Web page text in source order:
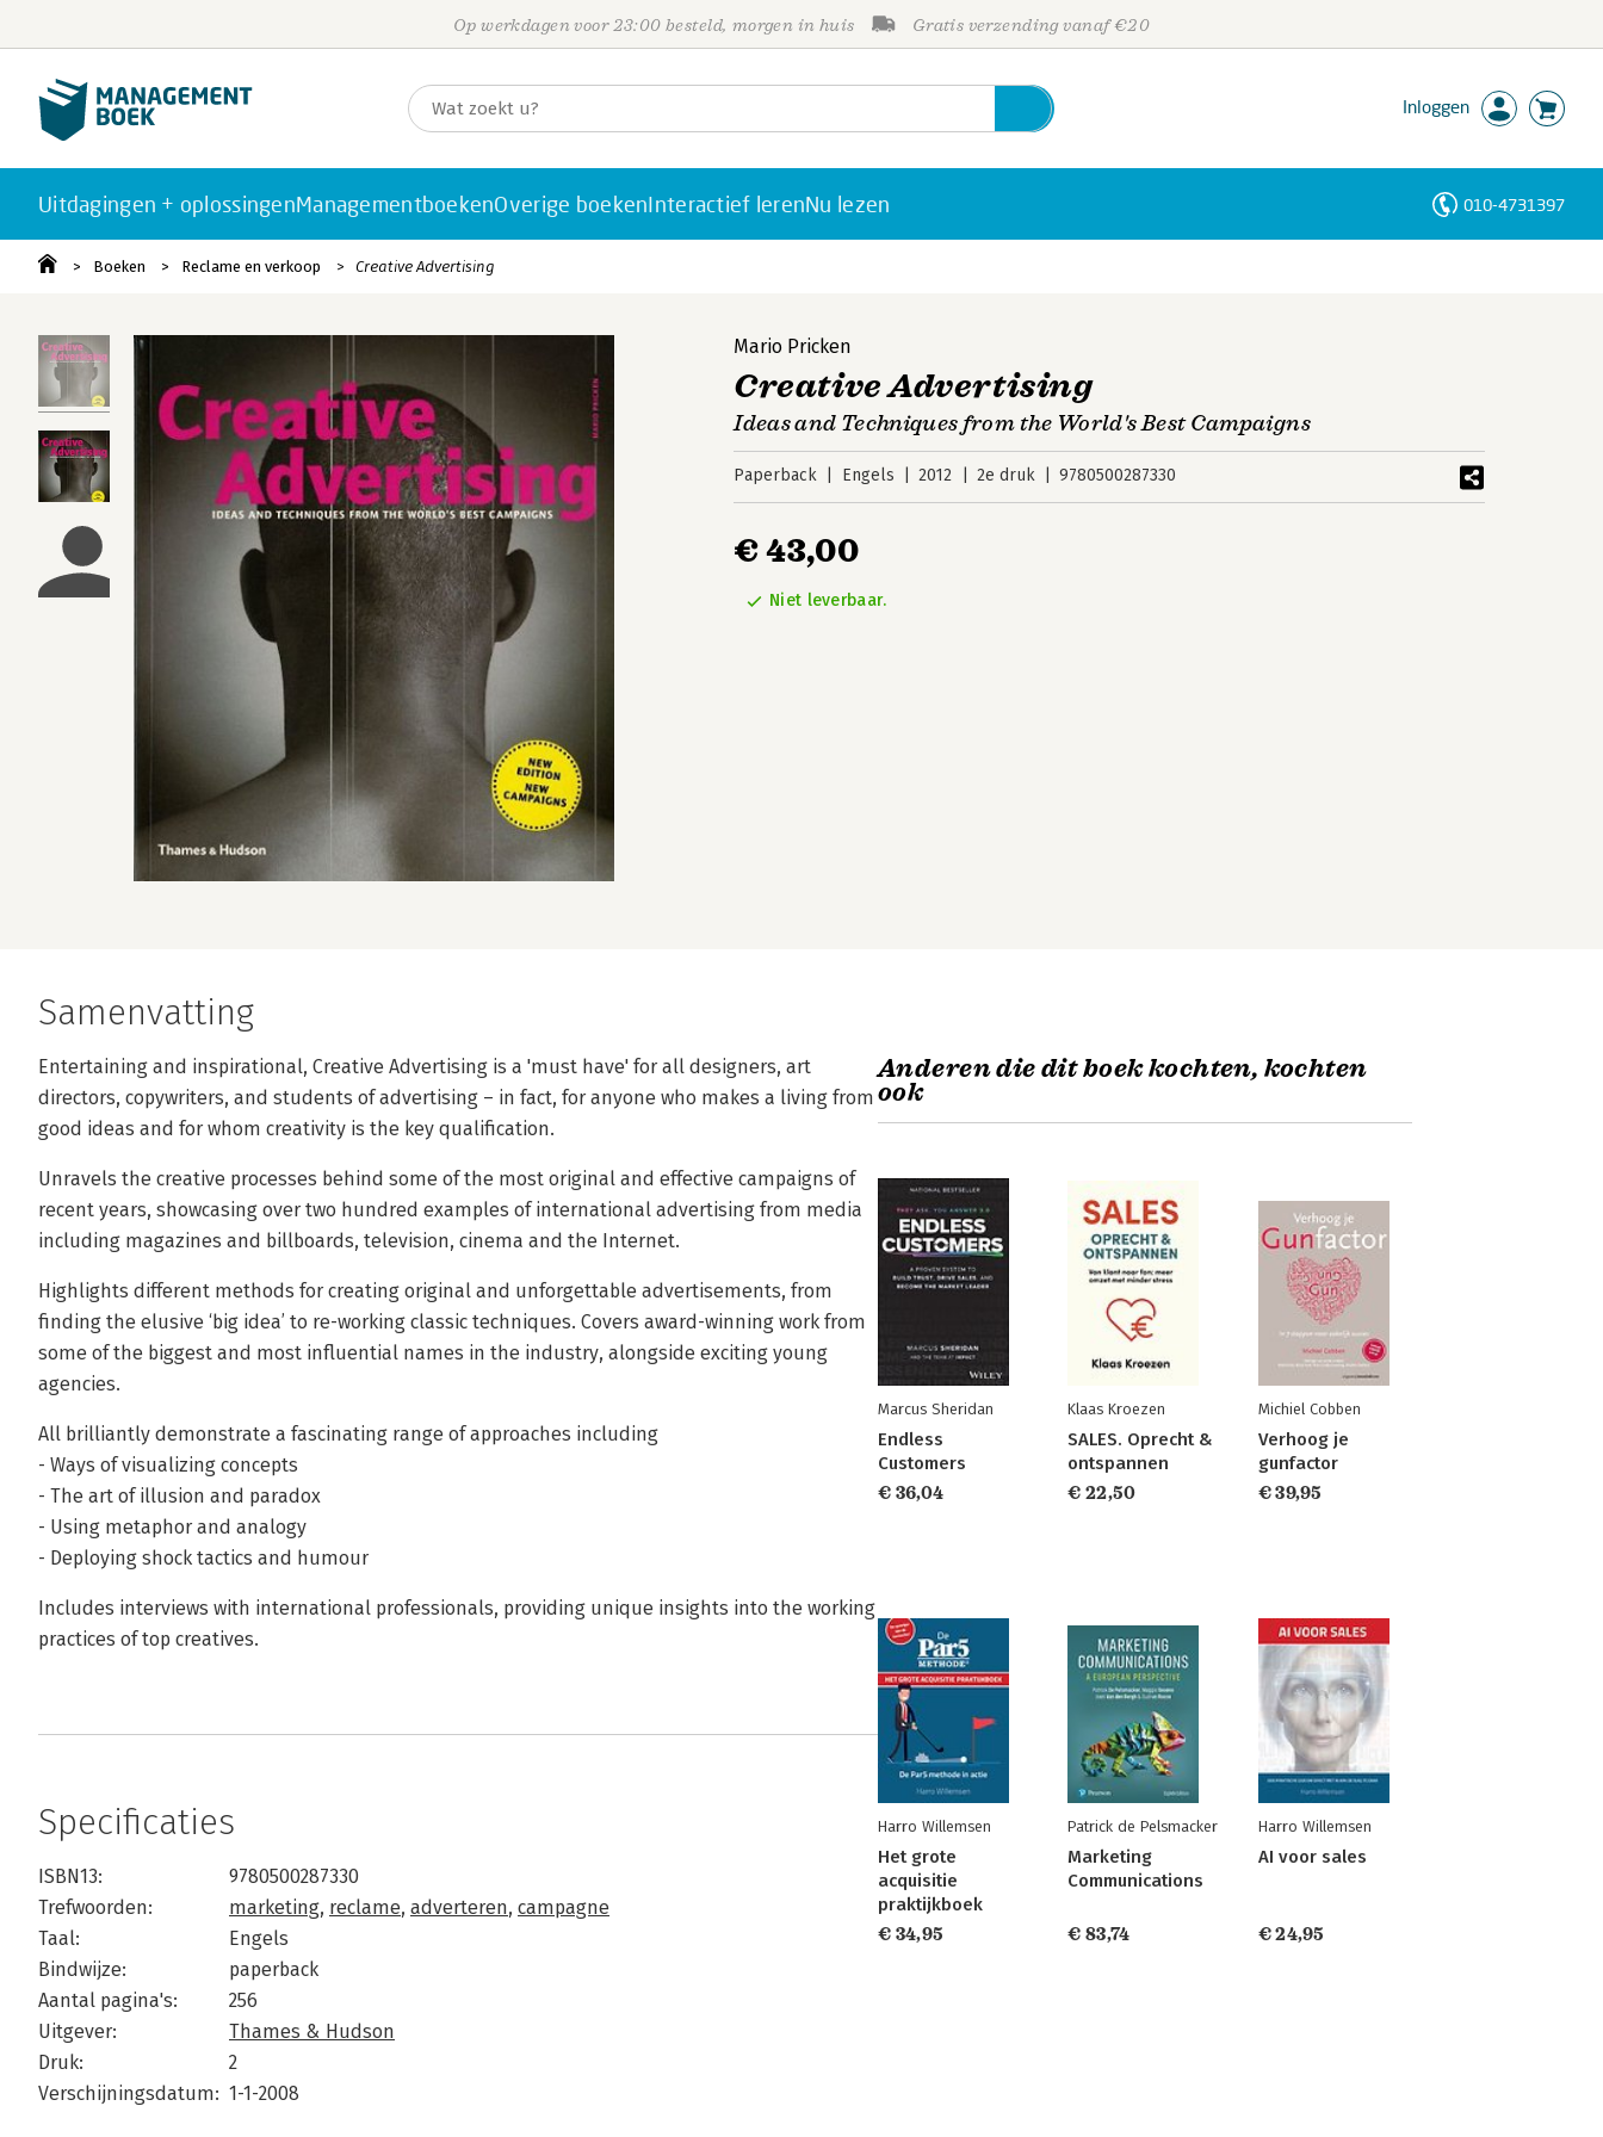
Op werkdagen voor 23:00 besteld, morgen in huis Gratis verzending vanaf €20
Inloggen
Uitdagingen + oplossingenManagementboekenOverige boekenInteractief lerenNu lezen 010-4731397
Boeken Reclame en verkoop Creative Advertising
Mario Pricken
Creative Advertising
Ideas and Techniques from the World's Best Campaigns
Paperback Engels 2012 2e druk 9780500287330
€ 43,00
Niet leverbaar.
Samenvatting
Entertaining and inspirational, Creative Advertising is a 'must have' for all designers, art
directors, copywriters, and students of advertising – in fact, for anyone who makes a living from
good ideas and for whom creativity is the key qualification.
Unravels the creative processes behind some of the most original and effective campaigns of
recent years, showcasing over two hundred examples of international advertising from media
including magazines and billboards, television, cinema and the Internet.
Highlights different methods for creating original and unforgettable advertisements, from
finding the elusive ‘big idea’ to re-working classic techniques. Covers award-winning work from
some of the biggest and most influential names in the industry, alongside exciting young
agencies.
All brilliantly demonstrate a fascinating range of approaches including
- Ways of visualizing concepts
- The art of illusion and paradox
- Using metaphor and analogy
- Deploying shock tactics and humour
Includes interviews with international professionals, providing unique insights into the working
practices of top creatives.
Specificaties
ISBN13:
9780500287330
Trefwoorden:
marketing, reclame, adverteren, campagne
Taal:
Engels
Bindwijze:
paperback
Aantal pagina's:
256
Uitgever:
Thames & Hudson
Druk:
2
Verschijningsdatum: 1-1-2008
Anderen die dit boek kochten, kochten
ook
Marcus Sheridan
Endless
Customers
€ 36,04
Klaas Kroezen
SALES. Oprecht &
ontspannen
€ 22,50
Michiel Cobben
Verhoog je
gunfactor
€ 39,95
Harro Willemsen
Het grote
acquisitie
praktijkboek
€ 34,95
Patrick de Pelsmacker
Marketing
Communications
€ 83,74
Harro Willemsen
AI voor sales
€ 24,95
Personen